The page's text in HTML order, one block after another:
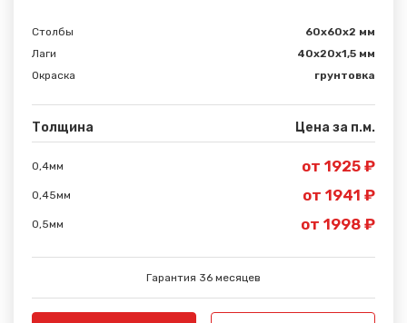
Столбы
60х60х2 мм
Лаги
40х20х1,5 мм
Окраска
грунтовка
Толщина Цена за п.м.
0,4мм от 1925 ₽
0,45мм от 1941 ₽
0,5мм от 1998 ₽
Гарантия 36 месяцев